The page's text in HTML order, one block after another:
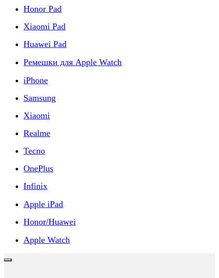
Honor Pad
Xiaomi Pad
Huawei Pad
Ремешки для Apple Watch
iPhone
Samsung
Xiaomi
Realme
Tecno
OnePlus
Infinix
Apple iPad
Honor/Huawei
Apple Watch